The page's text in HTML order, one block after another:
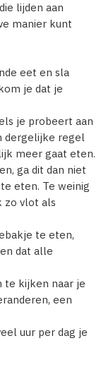
lijden aan
manier kunt
eet en sla
je dat je
je probeert aan
dergelijke regel
meer gaat eten.
ga dit dan niet
eten. Te weinig
zo vlot als
te eten,
dat alle
te kijken naar je
een
uur per dag je